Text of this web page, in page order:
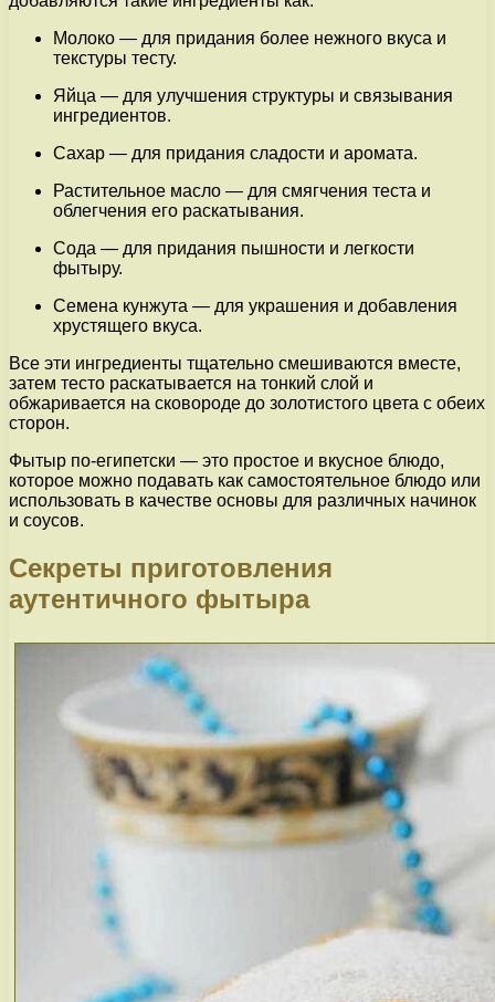
Молоко — для придания более нежного вкуса и
текстуры тесту.
Яйца — для улучшения структуры и связывания
ингредиентов.
Сахар — для придания сладости и аромата.
Растительное масло — для смягчения теста и
облегчения его раскатывания.
Сода — для придания пышности и легкости
фытыру.
Семена кунжута — для украшения и добавления
хрустящего вкуса.
Все эти ингредиенты тщательно смешиваются вместе,
затем тесто раскатывается на тонкий слой и
обжаривается на сковороде до золотистого цвета с обеих
сторон.
Фытыр по-египетски — это простое и вкусное блюдо,
которое можно подавать как самостоятельное блюдо или
использовать в качестве основы для различных начинок
и соусов.
Секреты приготовления
аутентичного фытыра